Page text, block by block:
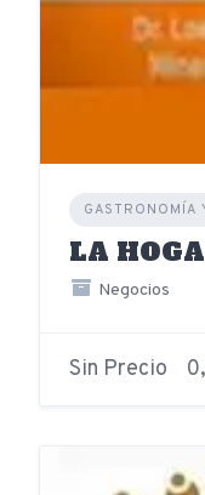
GASTRONOMÍA
LA
Negocios
Sin Precio